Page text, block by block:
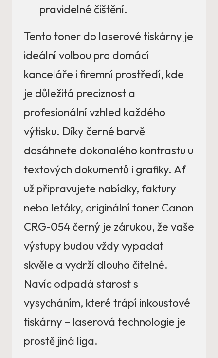
pravidelné čištění.
Tento toner do laserové tiskárny je
ideální volbou pro domácí
kanceláře i firemní prostředí, kde
je důležitá preciznost a
profesionální vzhled každého
výtisku. Díky černé barvě
dosáhnete dokonalého kontrastu u
textových dokumentů i grafiky. Ať
už připravujete nabídky, faktury
nebo letáky, originální toner Canon
CRG-054 černý je zárukou, že vaše
výstupy budou vždy vypadat
skvěle a vydrží dlouho čitelné.
Navíc odpadá starost s
vysycháním, které trápí inkoustové
tiskárny – laserová technologie je
prostě jiná liga.